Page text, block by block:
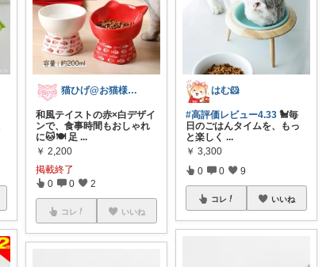
猫ひげ@お猫様のお世話係🐾
和風テイストの赤×白デザイ
ンで、食事時間もおしゃれ
に🐱🍽️ 足 ...
￥ 2,200
掲載終了
0 0 2
コレ いいね
はむ🐹
#高評価レビュー4.33 🐩毎
日のごはんタイムを、もっ
と楽しく ...
￥ 3,300
0 0 9
コレ いいね